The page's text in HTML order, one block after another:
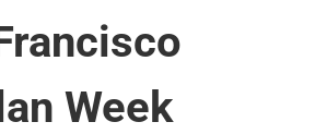
Week